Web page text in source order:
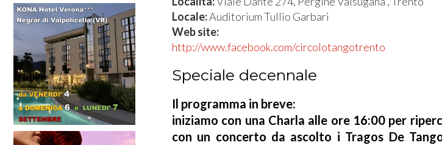
Locale:Auditorium Tullio Garbari
Web site:
http://www.facebook.com/circolotangotrento
Speciale decennale
Il programma in breve:
iniziamo con una Charla alle ore 16:00 per
con un concerto da ascolto i Tragos De